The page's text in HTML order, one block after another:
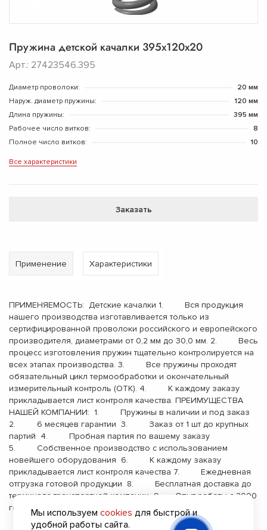
Пружина детской качалки 395х120х20
Арт.: 27423546.395
Диаметр проволоки:
20 мм
Наруж. диаметр пружины:
120 мм
Длина пружины:
395 мм
Рабочее число витков:
8
Полное число витков:
10
Все характеристики
Заказать
Применение Характеристики
ПРИМЕНЯЕМОСТЬ: Детские качалки 1. Вся продукция
нашего производства изготавливается только из
сертифицированной проволоки российского и европейского
производителя, диаметрами от 0,2 мм до 30,0 мм. 2. Весь
процесс изготовления пружин тщательно контролируется на
всех этапах производства. 3. Все пружины проходят
обязательный цикл термообработки и окончательный
измерительный контроль (ОТК). 4. К каждому заказу
прикладывается лист контроля качества. ПРЕИМУЩЕСТВА
НАШЕЙ КОМПАНИИ: 1. Пружины в наличии и под заказ
2. 6 месяцев гарантии 3. Заказ от 1 шт до крупных
партий 4. Пробная партия по вашему заказу
5. Собственное производство с использованием
новейшего оборудования 6. К каждому заказу
прикладывается лист контроля качества 7. Ежедневная
отгрузка готовой продукции 8. Бесплатная доставка до
терминала транспортной компании 9. Опыт работы с 2000
года
Мы используемcookies для быстрой и
удобной работы сайта.